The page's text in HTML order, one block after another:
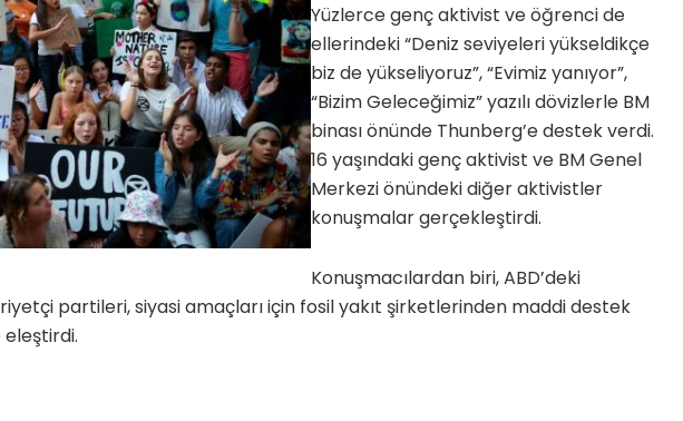
Yüzlerce genç aktivist ve öğrenci de
ellerindeki “Deniz seviyeleri yükseldikçe
biz de yükseliyoruz”, “Evimiz yanıyor”,
“Bizim Geleceğimiz” yazılı dövizlerle BM
binası önünde Thunberg’e destek verdi.
16 yaşındaki genç aktivist ve BM Genel
Merkezi önündeki diğer aktivistler
konuşmalar gerçekleştirdi.
Konuşmacılardan biri, ABD’deki
partileri, siyasi amaçları için fosil yakıt şirketlerinden maddi destek
eleştirdi.